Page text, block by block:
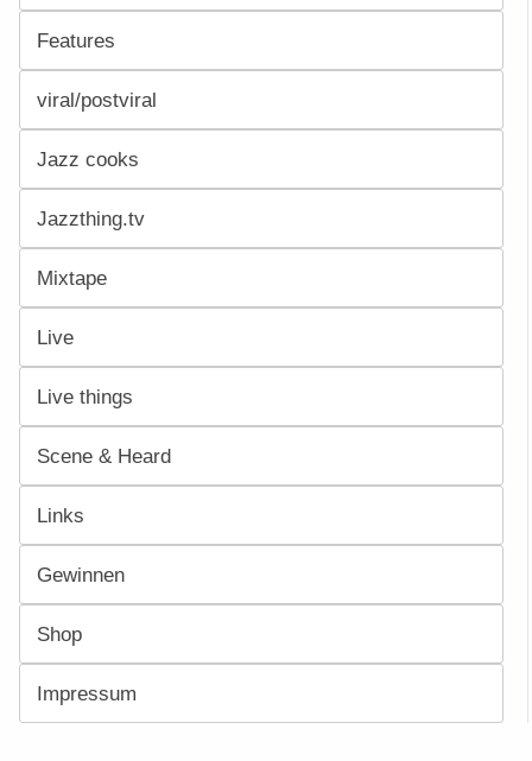
Features
viral/postviral
Jazz cooks
Jazzthing.tv
Mixtape
Live
Live things
Scene & Heard
Links
Gewinnen
Shop
Impressum